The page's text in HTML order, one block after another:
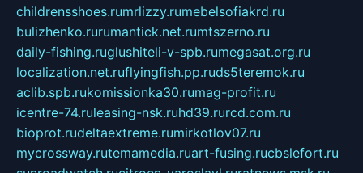
childrensshoes.rumrlizzy.rumebelsofiakrd.ru
bulizhenko.rurumantick.net.rumtszerno.ru
daily-fishing.ruglushiteli-v-spb.rumegasat.org.ru
localization.net.ruflyingfish.pp.ruds5teremok.ru
aclib.spb.rukomissionka30.rumag-profit.ru
icentre-74.ruleasing-nsk.ruhd39.rurcd.com.ru
bioprot.rudeltaextreme.rumirkotlov07.ru
mycrossway.rutemamedia.ruart-fusing.rucbslefort.ru